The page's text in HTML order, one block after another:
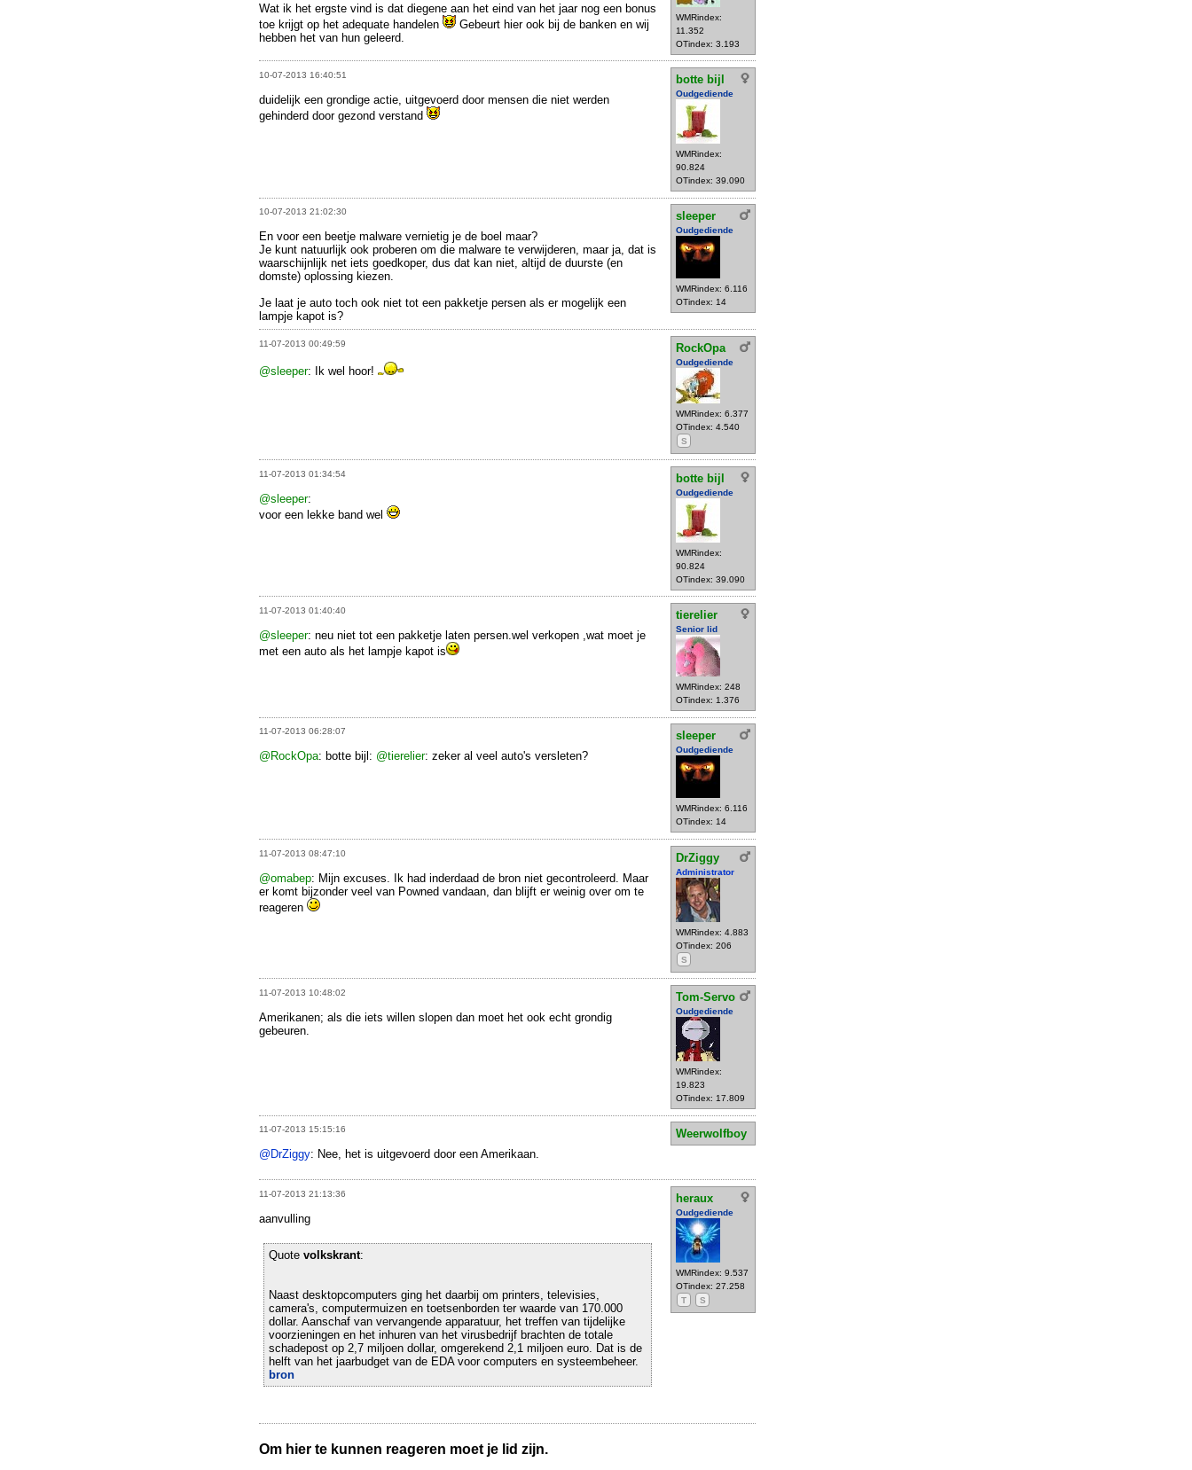
WMRindex:
11.352
OTindex: 3.193
Wat ik het ergste vind is dat diegene aan het eind van het jaar nog een bonus
toe krijgt op het adequate handelen
Gebeurt hier ook bij de banken en wij
hebben het van hun geleerd.
10-07-2013 16:40:51 botte bijl
Oudgediende
WMRindex:
90.824
OTindex: 39.090
duidelijk een grondige actie, uitgevoerd door mensen die niet werden
gehinderd door gezond verstand
10-07-2013 21:02:30 sleeper
Oudgediende
WMRindex: 6.116
OTindex: 14
En voor een beetje malware vernietig je de boel maar?
Je kunt natuurlijk ook proberen om die malware te verwijderen, maar ja, dat is
waarschijnlijk net iets goedkoper, dus dat kan niet, altijd de duurste (en
domste) oplossing kiezen.
Je laat je auto toch ook niet tot een pakketje persen als er mogelijk een
lampje kapot is?
11-07-2013 00:49:59 RockOpa
Oudgediende
WMRindex: 6.377
OTindex: 4.540
S
@sleeper: Ik wel hoor!
11-07-2013 01:34:54 botte bijl
Oudgediende
WMRindex:
90.824
OTindex: 39.090
@sleeper:
voor een lekke band wel
11-07-2013 01:40:40 tierelier
Senior lid
WMRindex: 248
OTindex: 1.376
@sleeper: neu niet tot een pakketje laten persen.wel verkopen ,wat moet je
met een auto als het lampje kapot is
11-07-2013 06:28:07 sleeper
Oudgediende
WMRindex: 6.116
OTindex: 14
@RockOpa: botte bijl: @tierelier: zeker al veel auto's versleten?
11-07-2013 08:47:10 DrZiggy
Administrator
WMRindex: 4.883
OTindex: 206
S
@omabep: Mijn excuses. Ik had inderdaad de bron niet gecontroleerd. Maar
er komt bijzonder veel van Powned vandaan, dan blijft er weinig over om te
reageren
11-07-2013 10:48:02 Tom-Servo
Oudgediende
WMRindex:
19.823
OTindex: 17.809
Amerikanen; als die iets willen slopen dan moet het ook echt grondig
gebeuren.
11-07-2013 15:15:16
Weerwolfboy
@DrZiggy: Nee, het is uitgevoerd door een Amerikaan.
11-07-2013 21:13:36 heraux
Oudgediende
WMRindex: 9.537
OTindex: 27.258
T
S
aanvulling
Quote volkskrant:
Naast desktopcomputers ging het daarbij om printers, televisies,
camera's, computermuizen en toetsenborden ter waarde van 170.000
dollar. Aanschaf van vervangende apparatuur, het treffen van tijdelijke
voorzieningen en het inhuren van het virusbedrijf brachten de totale
schadepost op 2,7 miljoen dollar, omgerekend 2,1 miljoen euro. Dat is de
helft van het jaarbudget van de EDA voor computers en systeembeheer.
bron
Om hier te kunnen reageren moet je lid zijn.